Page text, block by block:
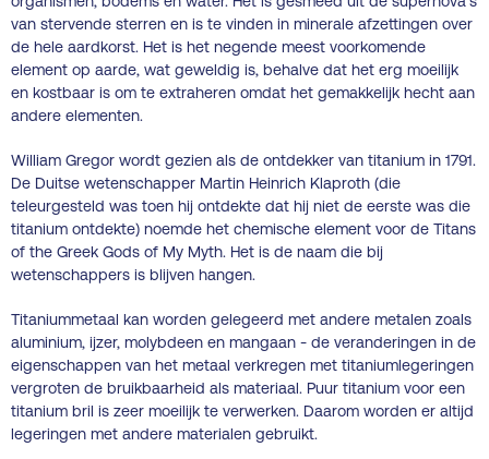
van stervende sterren en is te vinden in minerale afzettingen over
de hele aardkorst. Het is het negende meest voorkomende
element op aarde, wat geweldig is, behalve dat het erg moeilijk
en kostbaar is om te extraheren omdat het gemakkelijk hecht aan
andere elementen.
William Gregor wordt gezien als de ontdekker van titanium in 1791.
De Duitse wetenschapper Martin Heinrich Klaproth (die
teleurgesteld was toen hij ontdekte dat hij niet de eerste was die
titanium ontdekte) noemde het chemische element voor de Titans
of the Greek Gods of My Myth. Het is de naam die bij
wetenschappers is blijven hangen.
Titaniummetaal kan worden gelegeerd met andere metalen zoals
aluminium, ijzer, molybdeen en mangaan - de veranderingen in de
eigenschappen van het metaal verkregen met titaniumlegeringen
vergroten de bruikbaarheid als materiaal. Puur titanium voor een
titanium bril is zeer moeilijk te verwerken. Daarom worden er altijd
legeringen met andere materialen gebruikt.